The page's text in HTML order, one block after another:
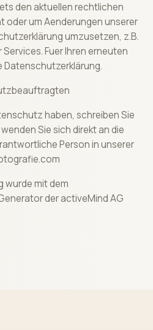
den aktuellen rechtlichen
oder um Aenderungen unserer
umzusetzen, z.B.
Fuer Ihren erneuten
Datenschutzerklärung.
haben, schreiben Sie
Sie sich direkt an die
Person in unserer
wurde mit dem
der activeMind AG